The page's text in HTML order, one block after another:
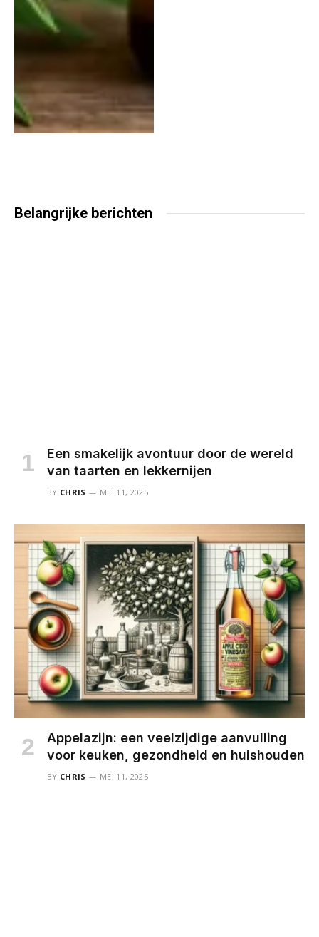
Belangrijke berichten
Een smakelijk avontuur door de wereld
van taarten en lekkernijen
BY CHRIS MEI 11, 2025
Appelazijn: een veelzijdige aanvulling
voor keuken, gezondheid en huishouden
BY CHRIS MEI 11, 2025